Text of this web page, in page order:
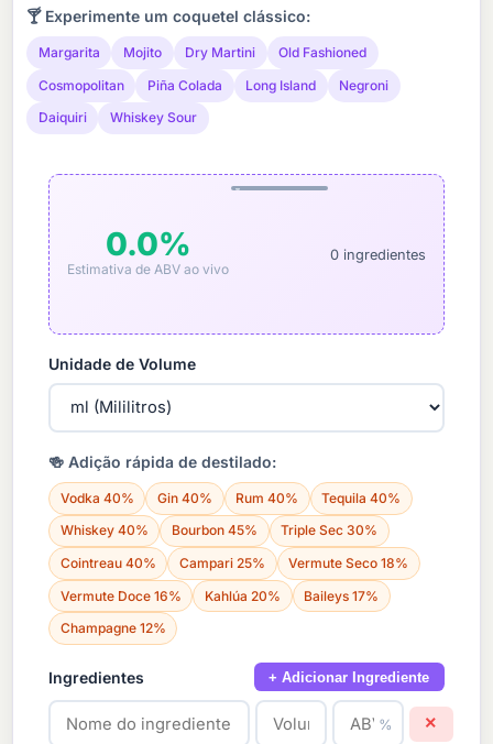
🍸 Experimente um coquetel clássico:
Margarita Mojito Dry Martini
Old Fashioned
Cosmopolitan
Piña Colada Long Island
Negroni
Daiquiri
Whiskey Sour
0.0%
Estimativa de ABV ao vivo
0 ingredientes
Unidade de Volume
🍻 Adição rápida de destilado:
Vodka 40% Gin 40% Rum 40%
Tequila 40%
Whiskey 40%
Bourbon 45%
Triple Sec 30%
Cointreau 40%
Campari 25%
Vermute Seco 18%
Vermute Doce 16%
Kahlúa 20%
Baileys 17%
Champagne 12%
Ingredientes + Adicionar Ingrediente
% ×